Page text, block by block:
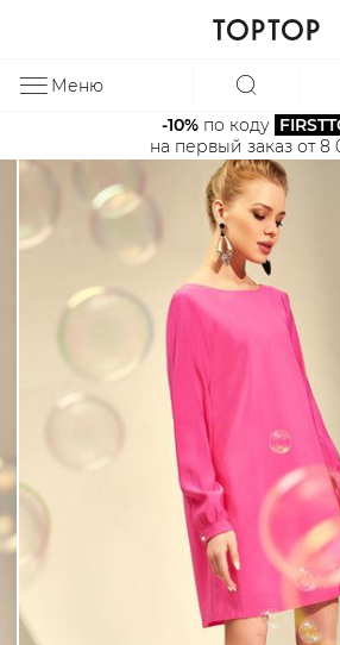
Меню
-10% по коду
на первый заказ от 8